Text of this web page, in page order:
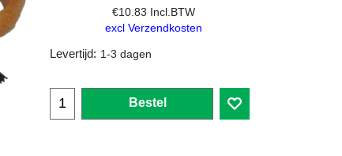
€10.83 Incl.BTW
excl Verzendkosten
Levertijd: 1-3 dagen
Bestel